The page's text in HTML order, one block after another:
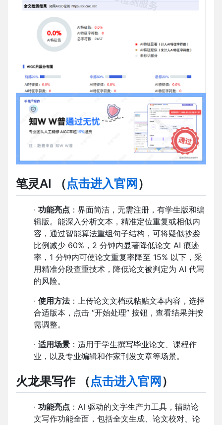
笔灵AI （点击进入官网 ）
· 功能亮点 ：界面简洁，无需注册，有学生版和编
辑版。能深入分析文本，精准定位重复或相似内
容，通过智能算法重组句子结构，可将疑似抄袭
比例减少 60%，2 分钟内显著降低论文 AI 痕迹
率，1 分钟内可使论文重复率降至 15% 以下，采
用精准分段查重技术，降低论文被判定为 AI 代写
的风险。
· 使用方法：上传论文文档或粘贴文本内容，选择
合适版本，点击 “开始处理” 按钮，查看结果并按
需调整。
· 适用场景 ：适用于学生撰写毕业论文、课程作
业，以及专业编辑和作家刊发文章等场景。
火龙果写作（点击进入官网）
· 功能亮点 ：AI 驱动的文字生产力工具，辅助论
文写作功能全面，包括全文生成、论文校对、论